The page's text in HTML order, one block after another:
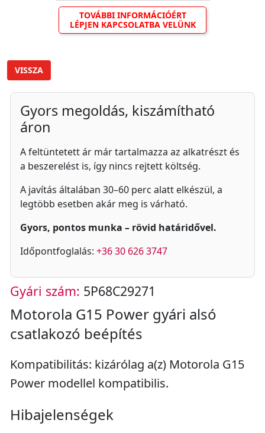
TOVÁBBI INFORMÁCIÓÉRT
LÉPJEN KAPCSOLATBA VELÜNK
VISSZA
Gyors megoldás, kiszámítható
áron
A feltüntetett ár már tartalmazza az alkatrészt és
a beszerelést is, így nincs rejtett költség.
A javítás általában 30–60 perc alatt elkészül, a
legtöbb esetben akár meg is várható.
Gyors, pontos munka – rövid határidővel.
Időpontfoglalás: +36 30 626 3747
Gyári szám: 5P68C29271
Motorola G15 Power gyári alsó
csatlakozó beépítés
Kompatibilitás: kizárólag a(z) Motorola G15
Power modellel kompatibilis.
Hibajelenségek